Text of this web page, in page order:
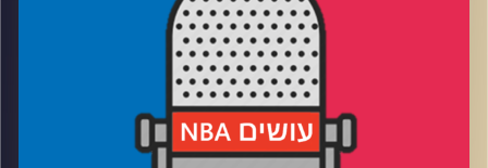
רבע 1: אמביד חזר מאוחר מידי? והאם פילי ומילווקי הולכות
להיות המאכזבות של הפלייאוף?
רבע 2: מה השינוי שחל בדני אבדיה? למה כולם אוהבים את
הניקס ומי תשרוד פליי-אין במערב?
רבע 3: זמנך עבר – רונדו פורש, פול פירס וטוני קוקוץ׳
בומרים, ומקבלים את וינס קארטר וצ׳ונסי בילאפס להיכל